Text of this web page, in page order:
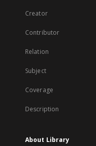
Creator
Contributor
Relation
Subject
Coverage
Description
About Library